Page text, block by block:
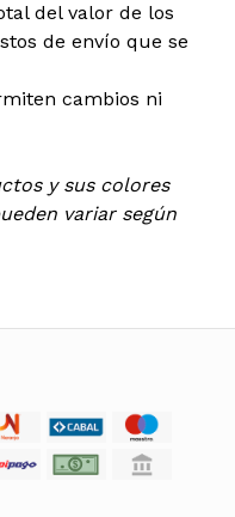
del valor de los
de envío que se
cambios ni
y sus colores
variar según